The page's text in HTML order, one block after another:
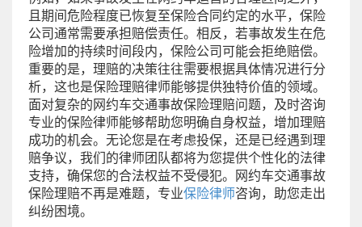
且期间危险程度已恢复至保险合同约定的水平，保险
公司通常需要承担赔偿责任。相反，若事故发生在危
险增加的持续时间段内，保险公司可能会拒绝赔偿。
重要的是，理赔的决策往往需要根据具体情况进行分
析，这也是保险理赔律师能够提供独特价值的领域。
面对复杂的网约车交通事故保险理赔问题，及时咨询
专业的保险律师能够帮助您明确自身权益，增加理赔
成功的机会。无论您是在考虑投保，还是已经遇到理
赔争议，我们的律师团队都将为您提供个性化的法律
支持，确保您的合法权益不受侵犯。网约车交通事故
保险理赔不再是难题，专业保险律师咨询，助您走出
纠纷困境。